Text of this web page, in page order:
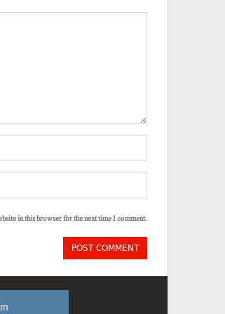
in this browser for the next time I comment.